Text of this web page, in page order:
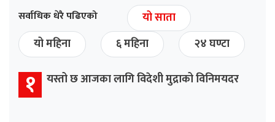
सर्वाधिक धेरै पढिएको
यो साता
यो महिना
६ महिना २४ घण्टा
१ यस्तो छ आजका लागि विदेशी मुद्राको विनिमयदर